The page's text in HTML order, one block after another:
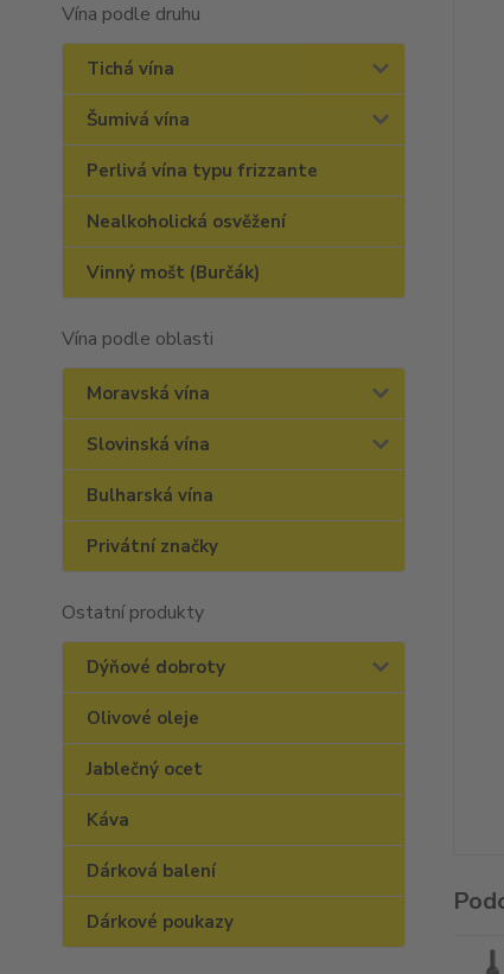
Vína podle druhu
Tichá vína
Šumivá vína
Perlivá vína typu frizzante
Nealkoholická osvěžení
Vinný mošt (Burčák)
Vína podle oblasti
Moravská vína
Slovinská vína
Bulharská vína
Privátní značky
Ostatní produkty
Dýňové dobroty
Olivové oleje
Jablečný ocet
Káva
Dárková balení
Dárkové poukazy